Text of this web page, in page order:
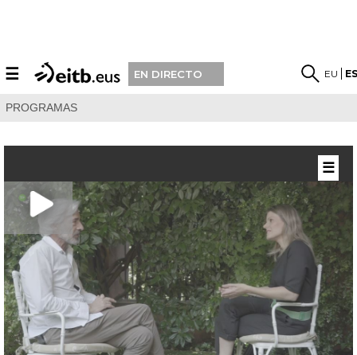
☰ EN DIRECTO EU
PROGRAMAS
☰